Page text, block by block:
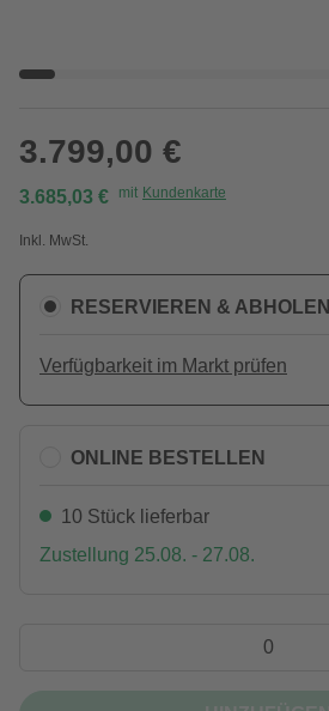
3.799,00 €
3.685,03 € mit Kundenkarte
Inkl. MwSt.
RESERVIEREN & ABHOLEN
Verfügbarkeit im Markt prüfen
ONLINE BESTELLEN
10 Stück lieferbar
Zustellung 25.08. - 27.08.